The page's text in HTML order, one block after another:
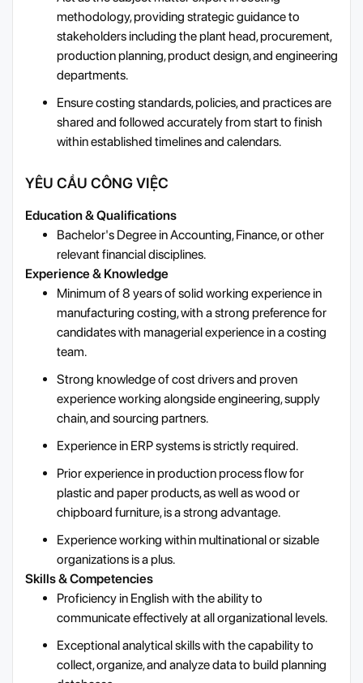
methodology, providing strategic guidance to
stakeholders including the plant head, procurement,
production planning, product design, and engineering
departments.
Ensure costing standards, policies, and practices are
shared and followed accurately from start to finish
within established timelines and calendars.
YÊU CẦU CÔNG VIỆC
Education & Qualifications
Bachelor's Degree in Accounting, Finance, or other
relevant financial disciplines.
Experience & Knowledge
Minimum of 8 years of solid working experience in
manufacturing costing, with a strong preference for
candidates with managerial experience in a costing
team.
Strong knowledge of cost drivers and proven
experience working alongside engineering, supply
chain, and sourcing partners.
Experience in ERP systems is strictly required.
Prior experience in production process flow for
plastic and paper products, as well as wood or
chipboard furniture, is a strong advantage.
Experience working within multinational or sizable
organizations is a plus.
Skills & Competencies
Proficiency in English with the ability to
communicate effectively at all organizational levels.
Exceptional analytical skills with the capability to
collect, organize, and analyze data to build planning